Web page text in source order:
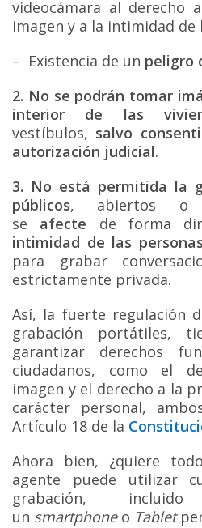
videocámara al derecho
imagen y a la intimidad de
– Existencia de un peligro
2. No se podrán tomar
interior de las
vestíbulos, salvo
autorización judicial.
3. No está permitida la
públicos, abiertos o
se afecte de forma
intimidad de las personas
para grabar
estrictamente privada.
Así, la fuerte regulación
grabación portátiles,
garantizar derechos
ciudadanos, como el
imagen y el derecho a la
carácter personal,
Artículo 18 de la
Ahora bien, ¿quiere
agente puede utilizar
grabación,
un smartphoneo Tablet